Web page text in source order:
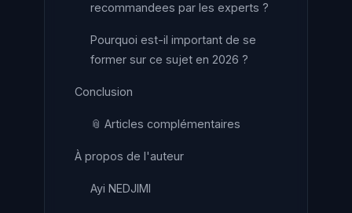
recommandees par les experts ?
Pourquoi est-il important de se
former sur ce sujet en 2026 ?
Conclusion
📎 Articles complémentaires
À propos de l'auteur
Ayi NEDJIMI